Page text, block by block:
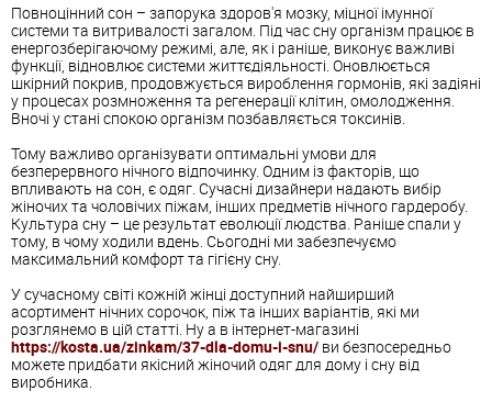
Повноцінний сон – запорука здоров'я мозку, міцної імунної
системи та витривалості загалом. Під час сну організм працює в
енергозберігаючому режимі, але, як і раніше, виконує важливі
функції, відновлює системи життєдіяльності. Оновлюється
шкірний покрив, продовжується вироблення гормонів, які задіяні
у процесах розмноження та регенерації клітин, омолодження.
Вночі у стані спокою організм позбавляється токсинів.
Тому важливо організувати оптимальні умови для
безперервного нічного відпочинку. Одним із факторів, що
впливають на сон, є одяг. Сучасні дизайнери надають вибір
жіночих та чоловічих піжам, інших предметів нічного гардеробу.
Культура сну – це результат еволюції людства. Раніше спали у
тому, в чому ходили вдень. Сьогодні ми забезпечуємо
максимальний комфорт та гігієну сну.
У сучасному світі кожній жінці доступний найширший
асортимент нічних сорочок, піж та інших варіантів, які ми
розглянемо в цій статті. Ну а в інтернет-магазині
https://kosta.ua/zinkam/37-dla-domu-i-snu/ ви безпосередньо
можете придбати якісний жіночий одяг для дому і сну від
виробника.